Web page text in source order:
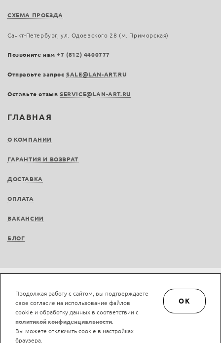
ГЛАВНАЯ
О КОМПАНИИ
ГАРАНТИЯ И ВОЗВРАТ
ДОСТАВКА
ОПЛАТА
ВАКАНСИИ
БЛОГ
СХЕМА ПРОЕЗДА
Санкт-Петербург, ул. Одоевского 28 (м. Приморская)
Позвоните нам+7 (812) 4400777
Отправьте запросSALE@LAN-ART.RU
Оставьте отзыв SERVICE@LAN-ART.RU
Не является публичной офертой © LAN-art.ru, 2013—2026. Все права защищены.
Политика конфиденциальности.
Положение об обработке и защите персональных
данных.
Продолжая работу с сайтом, вы подтверждаете
свое согласие на использование файлов
cookie и обработку данных в соответствии с
политикой конфиденциальности
Вы можете отключить cookie в настройках
браузера.
OK